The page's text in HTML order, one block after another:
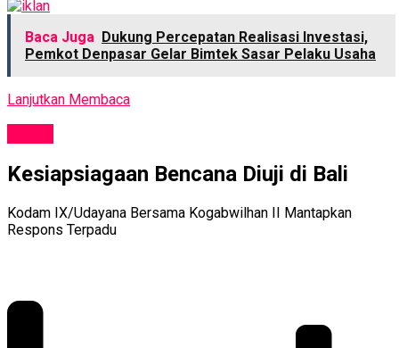
Baca Juga Dukung Percepatan Realisasi Investasi,
Pemkot Denpasar Gelar Bimtek Sasar Pelaku Usaha
Lanjutkan Membaca
Kesiapsiagaan Bencana Diuji di Bali
Kodam IX/Udayana Bersama Kogabwilhan II Mantapkan
Respons Terpadu